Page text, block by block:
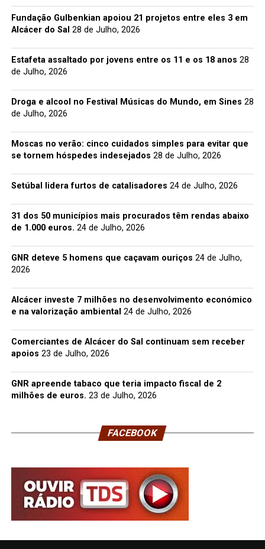
Fundação Gulbenkian apoiou 21 projetos entre eles 3 em
Alcácer do Sal 28 de Julho, 2026
Estafeta assaltado por jovens entre os 11 e os 18 anos 28
de Julho, 2026
Droga e alcool no Festival Músicas do Mundo, em Sines 28
de Julho, 2026
Moscas no verão: cinco cuidados simples para evitar que
se tornem hóspedes indesejados 28 de Julho, 2026
Setúbal lidera furtos de catalisadores 24 de Julho, 2026
31 dos 50 municípios mais procurados têm rendas abaixo
de 1.000 euros. 24 de Julho, 2026
GNR deteve 5 homens que caçavam ouriços 24 de Julho,
2026
Alcácer investe 7 milhões no desenvolvimento económico
e na valorização ambiental 24 de Julho, 2026
Comerciantes de Alcácer do Sal continuam sem receber
apoios 23 de Julho, 2026
GNR apreende tabaco que teria impacto fiscal de 2
milhões de euros. 23 de Julho, 2026
FACEBOOK